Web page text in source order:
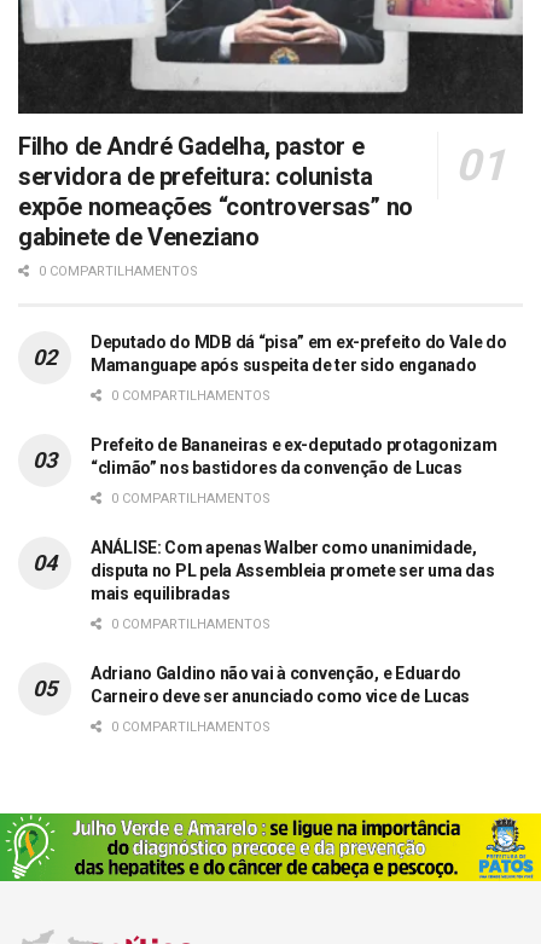
Filho de André Gadelha, pastor e
servidora de prefeitura: colunista
expõe nomeações “controversas” no
gabinete de Veneziano
0 COMPARTILHAMENTOS
Deputado do MDB dá “pisa” em ex-prefeito do Vale do
Mamanguape após suspeita de ter sido enganado
0 COMPARTILHAMENTOS
Prefeito de Bananeiras e ex-deputado protagonizam
“climão” nos bastidores da convenção de Lucas
0 COMPARTILHAMENTOS
ANÁLISE: Com apenas Walber como unanimidade,
disputa no PL pela Assembleia promete ser uma das
mais equilibradas
0 COMPARTILHAMENTOS
Adriano Galdino não vai à convenção, e Eduardo
Carneiro deve ser anunciado como vice de Lucas
0 COMPARTILHAMENTOS